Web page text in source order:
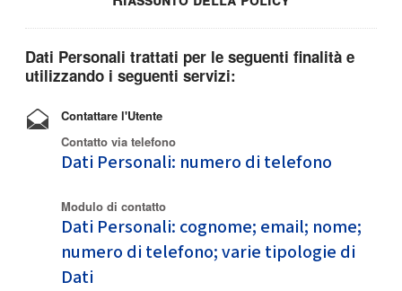
Dati Personali trattati per le seguenti finalità e
utilizzando i seguenti servizi:
Contattare l'Utente
Contatto via telefono
Dati Personali: numero di telefono
Modulo di contatto
Dati Personali: cognome; email; nome;
numero di telefono; varie tipologie di
Dati